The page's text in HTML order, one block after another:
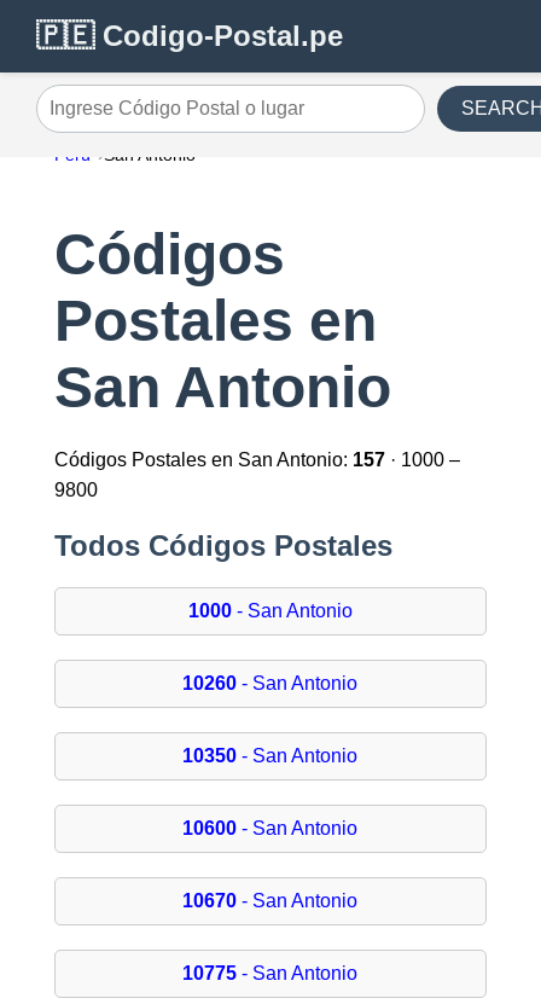
🇵🇪 Codigo-Postal.pe
Ingrese Código Postal o lugar
Perú San Antonio
Códigos
Postales en
San Antonio
Códigos Postales en San Antonio: 157· 1000 –
9800
Todos Códigos Postales
1000- San Antonio
10260 - San Antonio
10350 - San Antonio
10600 - San Antonio
10670 - San Antonio
10775 - San Antonio